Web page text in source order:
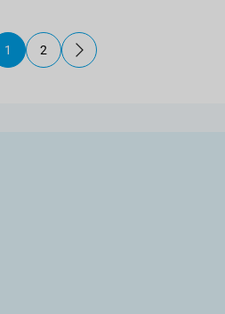
В момента четете страница
1
Страница
2